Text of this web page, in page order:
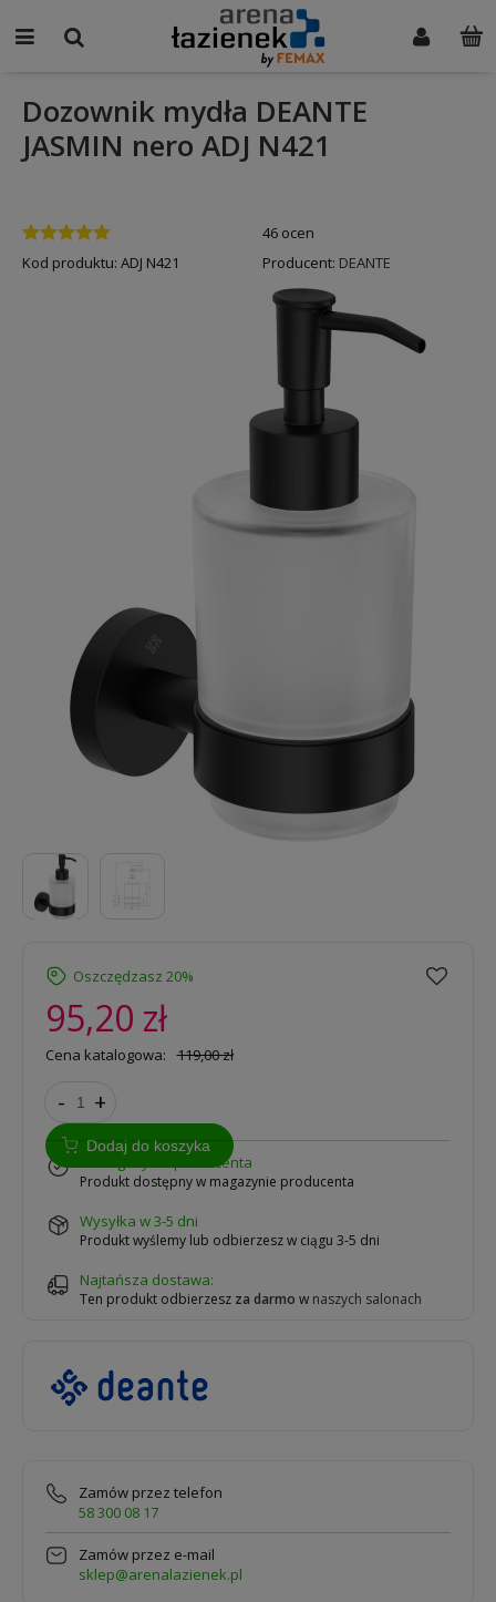
Dozownik mydła DEANTE
JASMIN nero ADJ N421
46 ocen
Kod produktu: ADJ N421 Producent: DEANTE
Oszczędzasz 20%
95,20 zł
Cena katalogowa: 119,00 zł
- +
Dodaj do koszyka
w magazynie producenta
Produkt dostępny w magazynie producenta
Wysyłka w 3-5 dni
Produkt wyślemy lub odbierzesz w ciągu 3-5 dni
Najtańsza dostawa:
Ten produkt odbierzesz za darmo w naszych salonach
Zamów przez telefon
58 300 08 17
Zamów przez e-mail
sklep@arenalazienek.pl